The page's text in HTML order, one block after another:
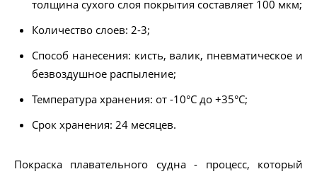
толщина сухого слоя покрытия составляет 100 мкм;
Количество слоев: 2-3;
Способ нанесения: кисть, валик, пневматическое и
безвоздушное распыление;
Температура хранения: от -10°С до +35°С;
Срок хранения: 24 месяцев.
Покраска плавательного судна - процесс, который